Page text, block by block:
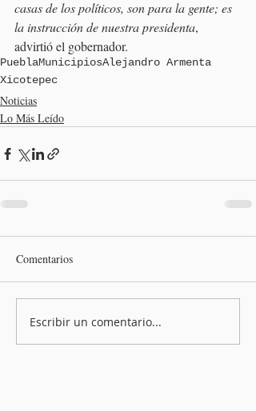
casas de los políticos, son para la gente; es
la instrucción de nuestra presidenta,
advirtió el gobernador.
PueblaMunicipiosAlejandro Armenta
Xicotepec
Noticias
Lo Más Leído
Comentarios
Escribir un comentario...